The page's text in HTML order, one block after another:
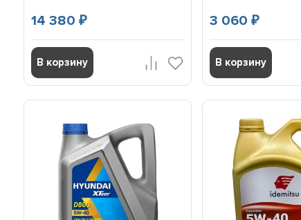
14 380₽
В корзину
3 060₽
В корзину